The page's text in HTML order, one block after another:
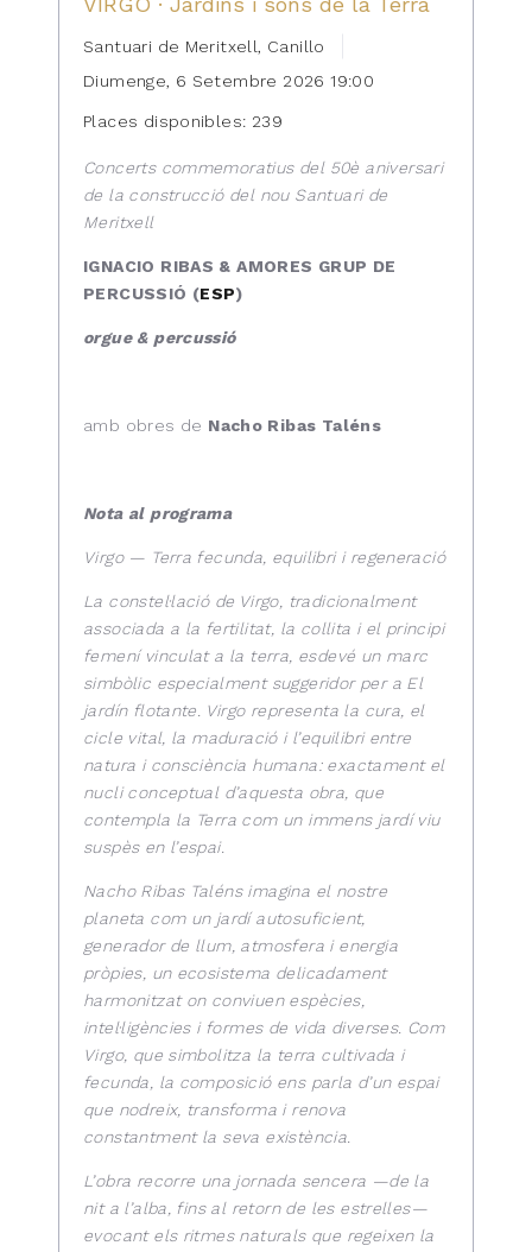
Santuari de Meritxell, Canillo
Diumenge, 6 Setembre 2026 19:00
Places disponibles: 239
Concerts commemoratius del 50è aniversari
de la construcció del nou Santuari de
Meritxell
IGNACIO RIBAS & AMORES GRUP DE
PERCUSSIÓ (ESP)
orgue & percussió
amb obres de Nacho Ribas Taléns
Nota al programa
Virgo — Terra fecunda, equilibri i regeneració
La constel·lació de Virgo, tradicionalment
associada a la fertilitat, la collita i el principi
femení vinculat a la terra, esdevé un marc
simbòlic especialment suggeridor per a El
jardín flotante. Virgo representa la cura, el
cicle vital, la maduració i l’equilibri entre
natura i consciència humana: exactament el
nucli conceptual d’aquesta obra, que
contempla la Terra com un immens jardí viu
suspès en l’espai.
Nacho Ribas Taléns imagina el nostre
planeta com un jardí autosuficient,
generador de llum, atmosfera i energia
pròpies, un ecosistema delicadament
harmonitzat on conviuen espècies,
intel·ligències i formes de vida diverses. Com
Virgo, que simbolitza la terra cultivada i
fecunda, la composició ens parla d’un espai
que nodreix, transforma i renova
constantment la seva existència.
L’obra recorre una jornada sencera —de la
nit a l’alba, fins al retorn de les estrelles—
evocant els ritmes naturals que regeixen la